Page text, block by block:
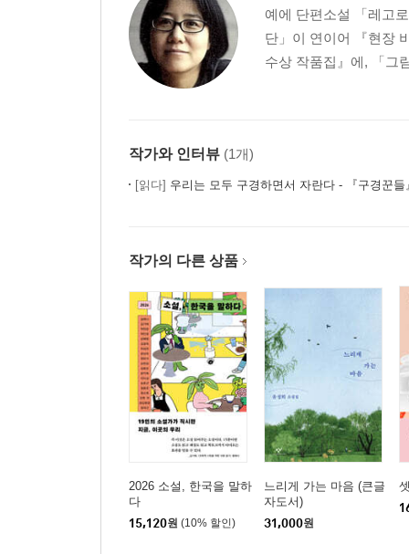
예에 단편소설 「레고
단」이 연이어 『현장
수상 작품집』에, 「그
작가와 인터뷰 (1개)
[읽다] 우리는 모두 구경하면서 자란다 - 『구경꾼들
작가의 다른 상품
2026 소설, 한국을 말하
다
15,120원 (10% 할인)
느리게 가는 마음 (큰글
자도서)
31,000원